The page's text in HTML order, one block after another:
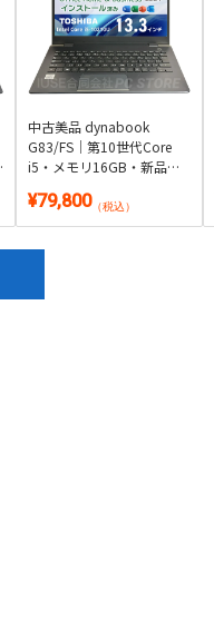
中古美品 dynabook
G83/FS｜第10世代Core
i5・メモリ16GB・新品
量フルHD 13.3型｜
Windows 11・Microsoft
Office 2024付き
¥79,800（税込）